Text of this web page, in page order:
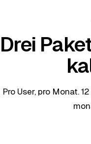
Drei
Pro User, pro Monat.